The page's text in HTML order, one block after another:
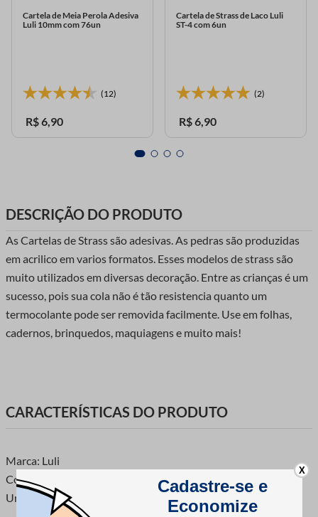
Cartela de Meia Perola Adesiva
Luli 10mm com 76un
(12)
R$6,90
Cartela de Strass de Laco Luli
ST-4 com 6un
(2)
R$6,90
DESCRIÇÃO DO PRODUTO
As Cartelas de Strass são adesivas. As pedras são produzidas
em acrilico em varios formatos. Esses modelos de strass são
muito utilizados em diversas decoração. Entre as crianças é um
sucesso, pois sua cola não é tão resistencia quanto um
termocolante pode ser removida facilmente. Use em folhas,
cadernos, brinquedos, maquiagens e muito mais!
CARACTERÍSTICAS DO PRODUTO
Marca: Luli
Composição: 100% Acrilico
Unidade de Venda: 1 cartela com 116 unidades de strass
X